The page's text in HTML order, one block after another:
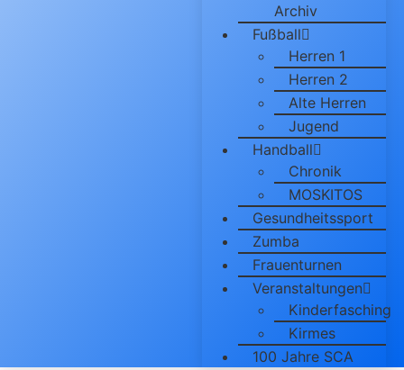
Archiv
Fußball
Herren 1
Herren 2
Alte Herren
Jugend
Handball
Chronik
MOSKITOS
Gesundheitssport
Zumba
Frauenturnen
Veranstaltungen
Kinderfasching
Kirmes
100 Jahre SCA